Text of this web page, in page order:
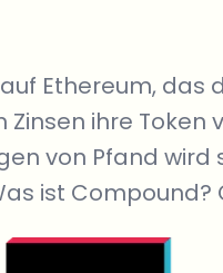
Ethereum, das
ihre Token
von Pfand
ist Compound?